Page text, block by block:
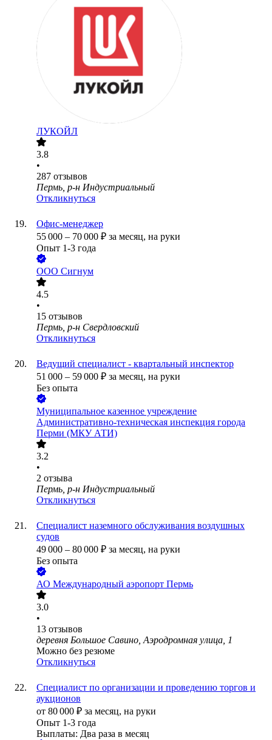
ЛУКОЙЛ
3.8
•
287 отзывов
Пермь, р-н Индустриальный
Откликнуться
Офис-менеджер
55 000 – 70 000 ₽ за месяц, на руки
Опыт 1-3 года
ООО Сигнум
4.5
•
15 отзывов
Пермь, р-н Свердловский
Откликнуться
Ведущий специалист - квартальный инспектор
51 000 – 59 000 ₽ за месяц, на руки
Без опыта
Муниципальное казенное учреждение
Административно-техническая инспекция города
Перми (МКУ АТИ)
3.2
•
2 отзыва
Пермь, р-н Индустриальный
Откликнуться
Специалист наземного обслуживания воздушных
судов
49 000 – 80 000 ₽ за месяц, на руки
Без опыта
АО Международный аэропорт Пермь
3.0
•
13 отзывов
деревня Большое Савино, Аэродромная улица, 1
Можно без резюме
Откликнуться
Специалист по организации и проведению торгов и
аукционов
от 80 000 ₽ за месяц, на руки
Опыт 1-3 года
Выплаты: Два раза в месяц